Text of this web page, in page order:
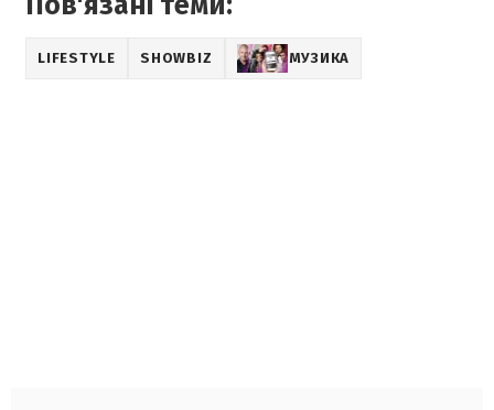
LIFESTYLE SHOWBIZ МУЗИКА